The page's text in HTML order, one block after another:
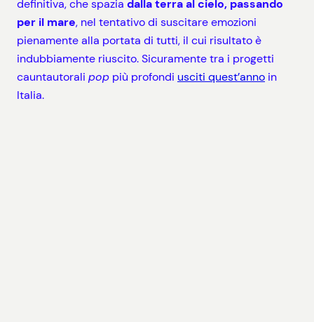
definitiva, che spazia dalla terra al cielo, passando
per il mare, nel tentativo di suscitare emozioni
pienamente alla portata di tutti, il cui risultato è
indubbiamente riuscito. Sicuramente tra i progetti
cauntautorali pop più profondi usciti quest’anno in
Italia.